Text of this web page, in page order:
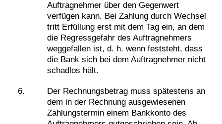
Auftragnehmer über den Gegenwert
verfügen kann. Bei Zahlung durch Wechsel
tritt Erfüllung erst mit dem Tag ein, an dem
die Regressgefahr des Auftragnehmers
weggefallen ist, d. h. wenn feststeht, dass
die Bank sich bei dem Auftragnehmer nicht
schadlos hält.
Der Rechnungsbetrag muss spätestens an
dem in der Rechnung ausgewiesenen
Zahlungstermin einem Bankkonto des